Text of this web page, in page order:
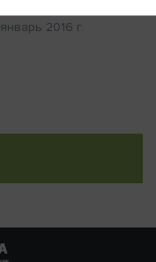
январь 2016 г.